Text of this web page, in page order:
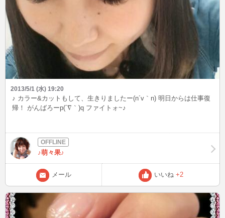
2013/5/1 (水) 19:20
♪ カラー&カットもして、生きりましたー(n´v｀n) 明日からは仕事復
帰！ がんばろーp(´∇｀)q ファイトォ~♪
♪萌々果♪
メール いいね +2